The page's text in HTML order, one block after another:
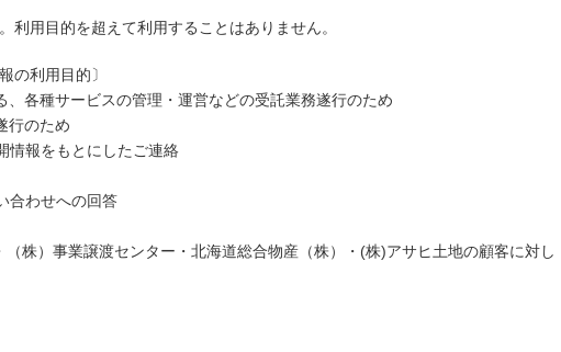
利用目的を超えて利用することはありません。
の利用目的〕
、各種サービスの管理・運営などの受託業務遂行のため
行のため
情報をもとにしたご連絡
合わせへの回答
株）事業譲渡センター・北海道総合物産（株）・(株)アサヒ土地の顧客に対し